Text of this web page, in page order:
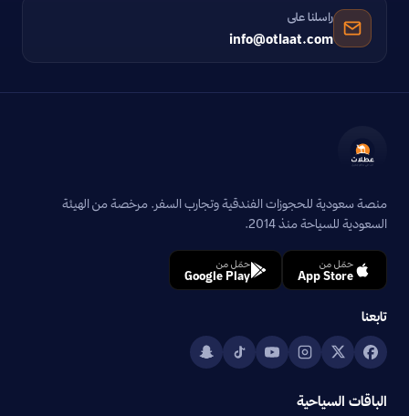
راسلنا على
info@otlaat.com
منصة سعودية للحجوزات الفندقية وتجارب السفر. مرخصة من الهيئة
السعودية للسياحة منذ 2014.
حمّل من
App Store
حمّل من
Google Play
تابعنا
الباقات السياحية